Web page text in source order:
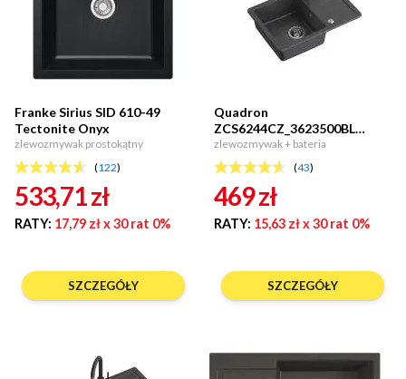
Franke Sirius SID 610-49
Tectonite Onyx
zlewozmywak prostokątny
(122)
533,71zł
RATY: 17,79 złx 30 rat 0%
SZCZEGÓŁY
Quadron
ZCS6244CZ_3623500BL
CLEAR SMART ...
zlewozmywak + bateria
(43)
469zł
RATY: 15,63 złx 30 rat 0%
SZCZEGÓŁY